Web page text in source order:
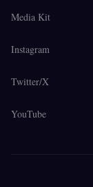
Media Kit
Instagram
Twitter/X
YouTube